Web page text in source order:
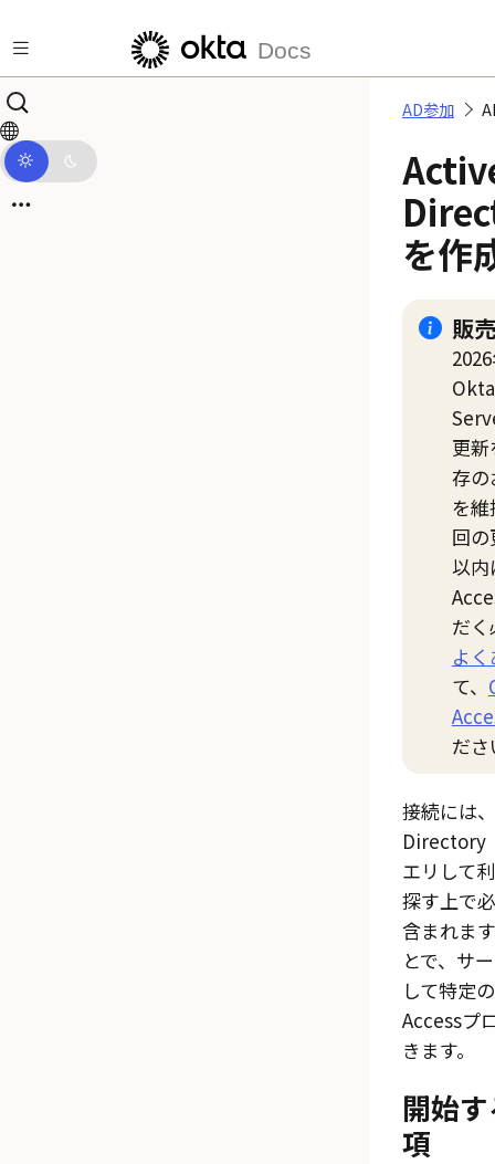
Docs
AD参加
を作
販
Okta
更
存の
を
回
以内
だ
よ
て、
だ
接続には
Directory
エリして
探す上で
含まれま
とで、サ
して特定の
Accessプ
きます。
開始
項